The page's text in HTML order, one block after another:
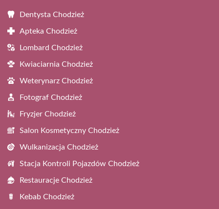
Dentysta Chodzież
Apteka Chodzież
Lombard Chodzież
Kwiaciarnia Chodzież
Weterynarz Chodzież
Fotograf Chodzież
Fryzjer Chodzież
Salon Kosmetyczny Chodzież
Wulkanizacja Chodzież
Stacja Kontroli Pojazdów Chodzież
Restauracje Chodzież
Kebab Chodzież